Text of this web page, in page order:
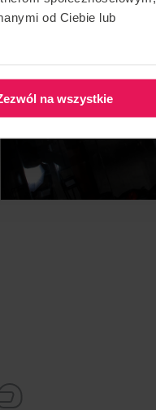
od Ciebie lub
na wszystkie